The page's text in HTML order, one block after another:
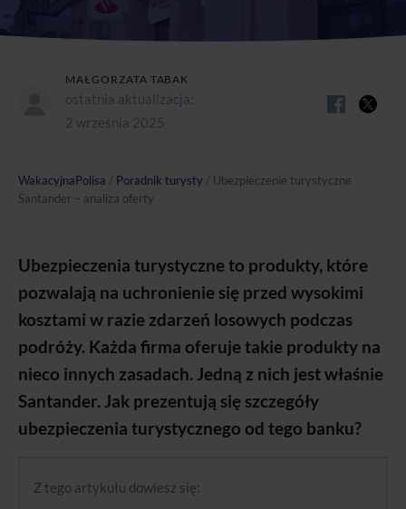
MAŁGORZATA TABAK
ostatnia aktualizacja:
2 września 2025
WakacyjnaPolisa / Poradnik turysty / Ubezpieczenie turystyczne
Santander – analiza oferty
Ubezpieczenia turystyczne to produkty, które
pozwalają na uchronienie się przed wysokimi
kosztami w razie zdarzeń losowych podczas
podróży. Każda firma oferuje takie produkty na
nieco innych zasadach. Jedną z nich jest właśnie
Santander. Jak prezentują się szczegóły
ubezpieczenia turystycznego od tego banku?
Z tego artykułu dowiesz się: